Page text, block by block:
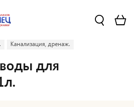
Канализация, дренаж.
для